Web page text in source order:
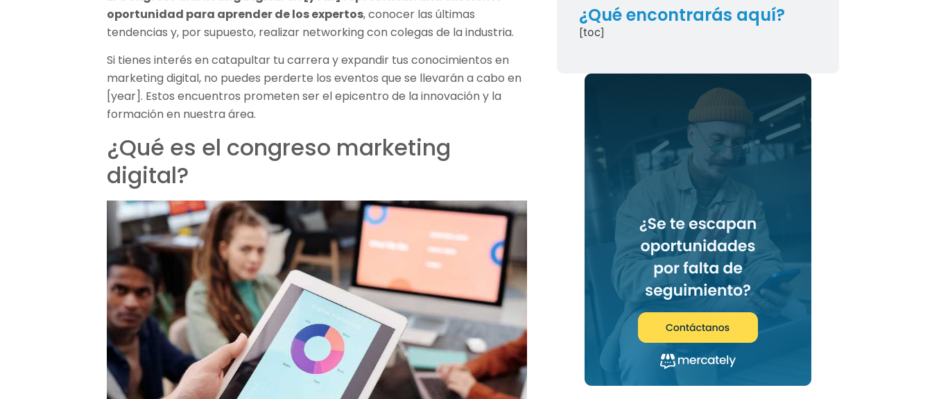
oportunidad para aprender de los expertos, conocer las últimas
tendencias y, por supuesto, realizar networking con colegas de la industria.
Si tienes interés en catapultar tu carrera y expandir tus conocimientos en
marketing digital, no puedes perderte los eventos que se llevarán a cabo en
[year]. Estos encuentros prometen ser el epicentro de la innovación y la
formación en nuestra área.
¿Qué es el congreso marketing
digital?
¿Qué encontrarás aquí?
[toc]